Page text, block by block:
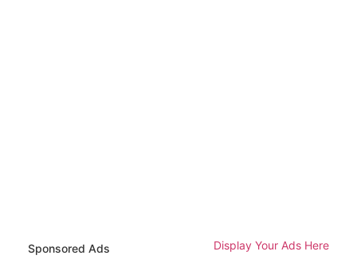
Sponsored Ads Display Your Ads Here